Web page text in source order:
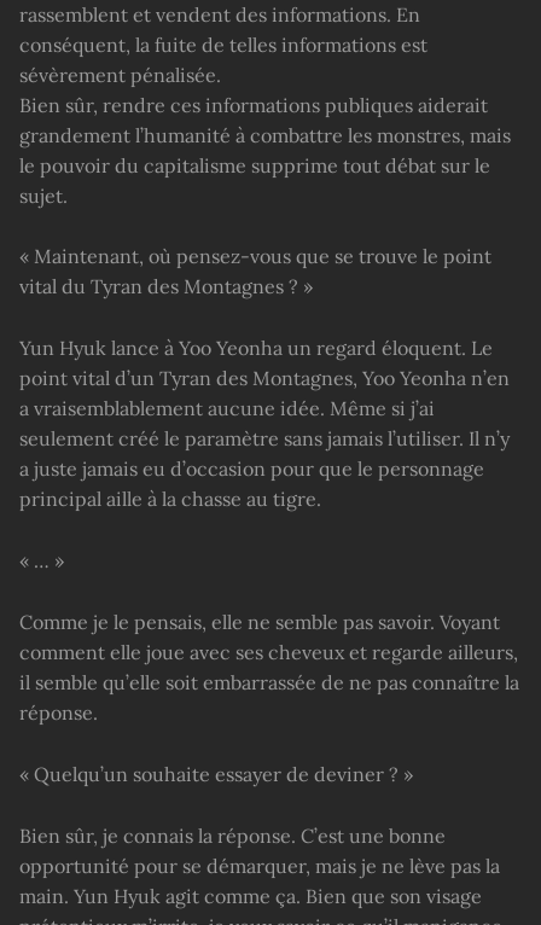
rassemblent et vendent des informations. En
conséquent, la fuite de telles informations est
sévèrement pénalisée.
Bien sûr, rendre ces informations publiques aiderait
grandement l’humanité à combattre les monstres, mais
le pouvoir du capitalisme supprime tout débat sur le
sujet.
« Maintenant, où pensez-vous que se trouve le point
vital du Tyran des Montagnes ? »
Yun Hyuk lance à Yoo Yeonha un regard éloquent. Le
point vital d’un Tyran des Montagnes, Yoo Yeonha n’en
a vraisemblablement aucune idée. Même si j’ai
seulement créé le paramètre sans jamais l’utiliser. Il n’y
a juste jamais eu d’occasion pour que le personnage
principal aille à la chasse au tigre.
« … »
Comme je le pensais, elle ne semble pas savoir. Voyant
comment elle joue avec ses cheveux et regarde ailleurs,
il semble qu’elle soit embarrassée de ne pas connaître la
réponse.
« Quelqu’un souhaite essayer de deviner ? »
Bien sûr, je connais la réponse. C’est une bonne
opportunité pour se démarquer, mais je ne lève pas la
main. Yun Hyuk agit comme ça. Bien que son visage